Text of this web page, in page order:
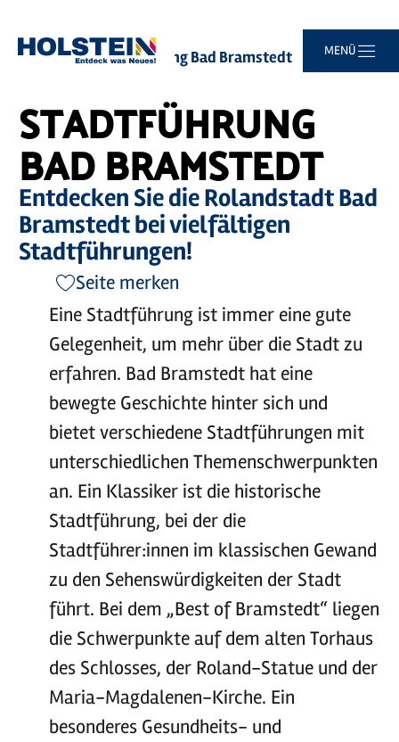
Hauptinhalt
Suche
Navigation
Footer
MENÜ
Sie
Startseite Stadtführung Bad Bramstedt
STADTFÜHRUNG
BAD BRAMSTEDT
Entdecken Sie die Rolandstadt Bad
Bramstedt bei vielfältigen
Stadtführungen!
Seite merken
Eine Stadtführung ist immer eine gute
Gelegenheit, um mehr über die Stadt zu
erfahren. Bad Bramstedt hat eine
bewegte Geschichte hinter sich und
bietet verschiedene Stadtführungen mit
unterschiedlichen Themenschwerpunkten
an. Ein Klassiker ist die historische
Stadtführung, bei der die
Stadtführer:innen im klassischen Gewand
zu den Sehenswürdigkeiten der Stadt
führt. Bei dem „Best of Bramstedt“ liegen
die Schwerpunkte auf dem alten Torhaus
des Schlosses, der Roland-Statue und der
Maria-Magdalenen-Kirche. Ein
besonderes Gesundheits- und